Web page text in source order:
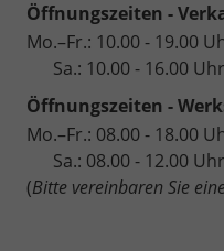
Öffnungszeiten -
Mo.–Fr.: 10.00 - 19.00
Sa.: 10.00 - 16.00 Uhr
Öffnungszeiten -
Mo.–Fr.: 08.00 - 18.00
Sa.: 08.00 - 12.00 Uhr
(Bitte vereinbaren Sie